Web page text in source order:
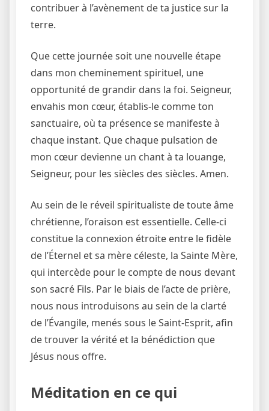
contribuer à l’avènement de ta justice sur la
terre.
Que cette journée soit une nouvelle étape
dans mon cheminement spirituel, une
opportunité de grandir dans la foi. Seigneur,
envahis mon cœur, établis-le comme ton
sanctuaire, où ta présence se manifeste à
chaque instant. Que chaque pulsation de
mon cœur devienne un chant à ta louange,
Seigneur, pour les siècles des siècles. Amen.
Au sein de le réveil spiritualiste de toute âme
chrétienne, l’oraison est essentielle. Celle-ci
constitue la connexion étroite entre le fidèle
de l’Éternel et sa mère céleste, la Sainte Mère,
qui intercède pour le compte de nous devant
son sacré Fils. Par le biais de l’acte de prière,
nous nous introduisons au sein de la clarté
de l’Évangile, menés sous le Saint-Esprit, afin
de trouver la vérité et la bénédiction que
Jésus nous offre.
Méditation en ce qui